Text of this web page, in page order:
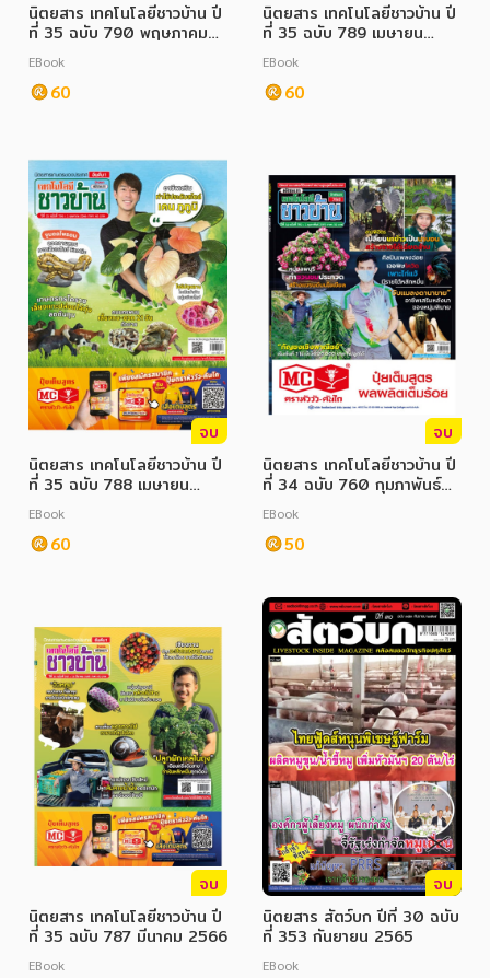
นิตยสาร เทคโนโลยีชาวบ้าน ปี
ที่ 35 ฉบับ 790 พฤษภาคม
2566
EBook
60
นิตยสาร เทคโนโลยีชาวบ้าน ปี
ที่ 35 ฉบับ 789 เมษายน
2566
EBook
60
จบ
นิตยสาร เทคโนโลยีชาวบ้าน ปี
ที่ 35 ฉบับ 788 เมษายน
2566
EBook
60
จบ
นิตยสาร เทคโนโลยีชาวบ้าน ปี
ที่ 34 ฉบับ 760 กุมภาพันธ์
2565
EBook
50
จบ
นิตยสาร เทคโนโลยีชาวบ้าน ปี
ที่ 35 ฉบับ 787 มีนาคม 2566
EBook
จบ
นิตยสาร สัตว์บก ปีที่ 30 ฉบับ
ที่ 353 กันยายน 2565
EBook